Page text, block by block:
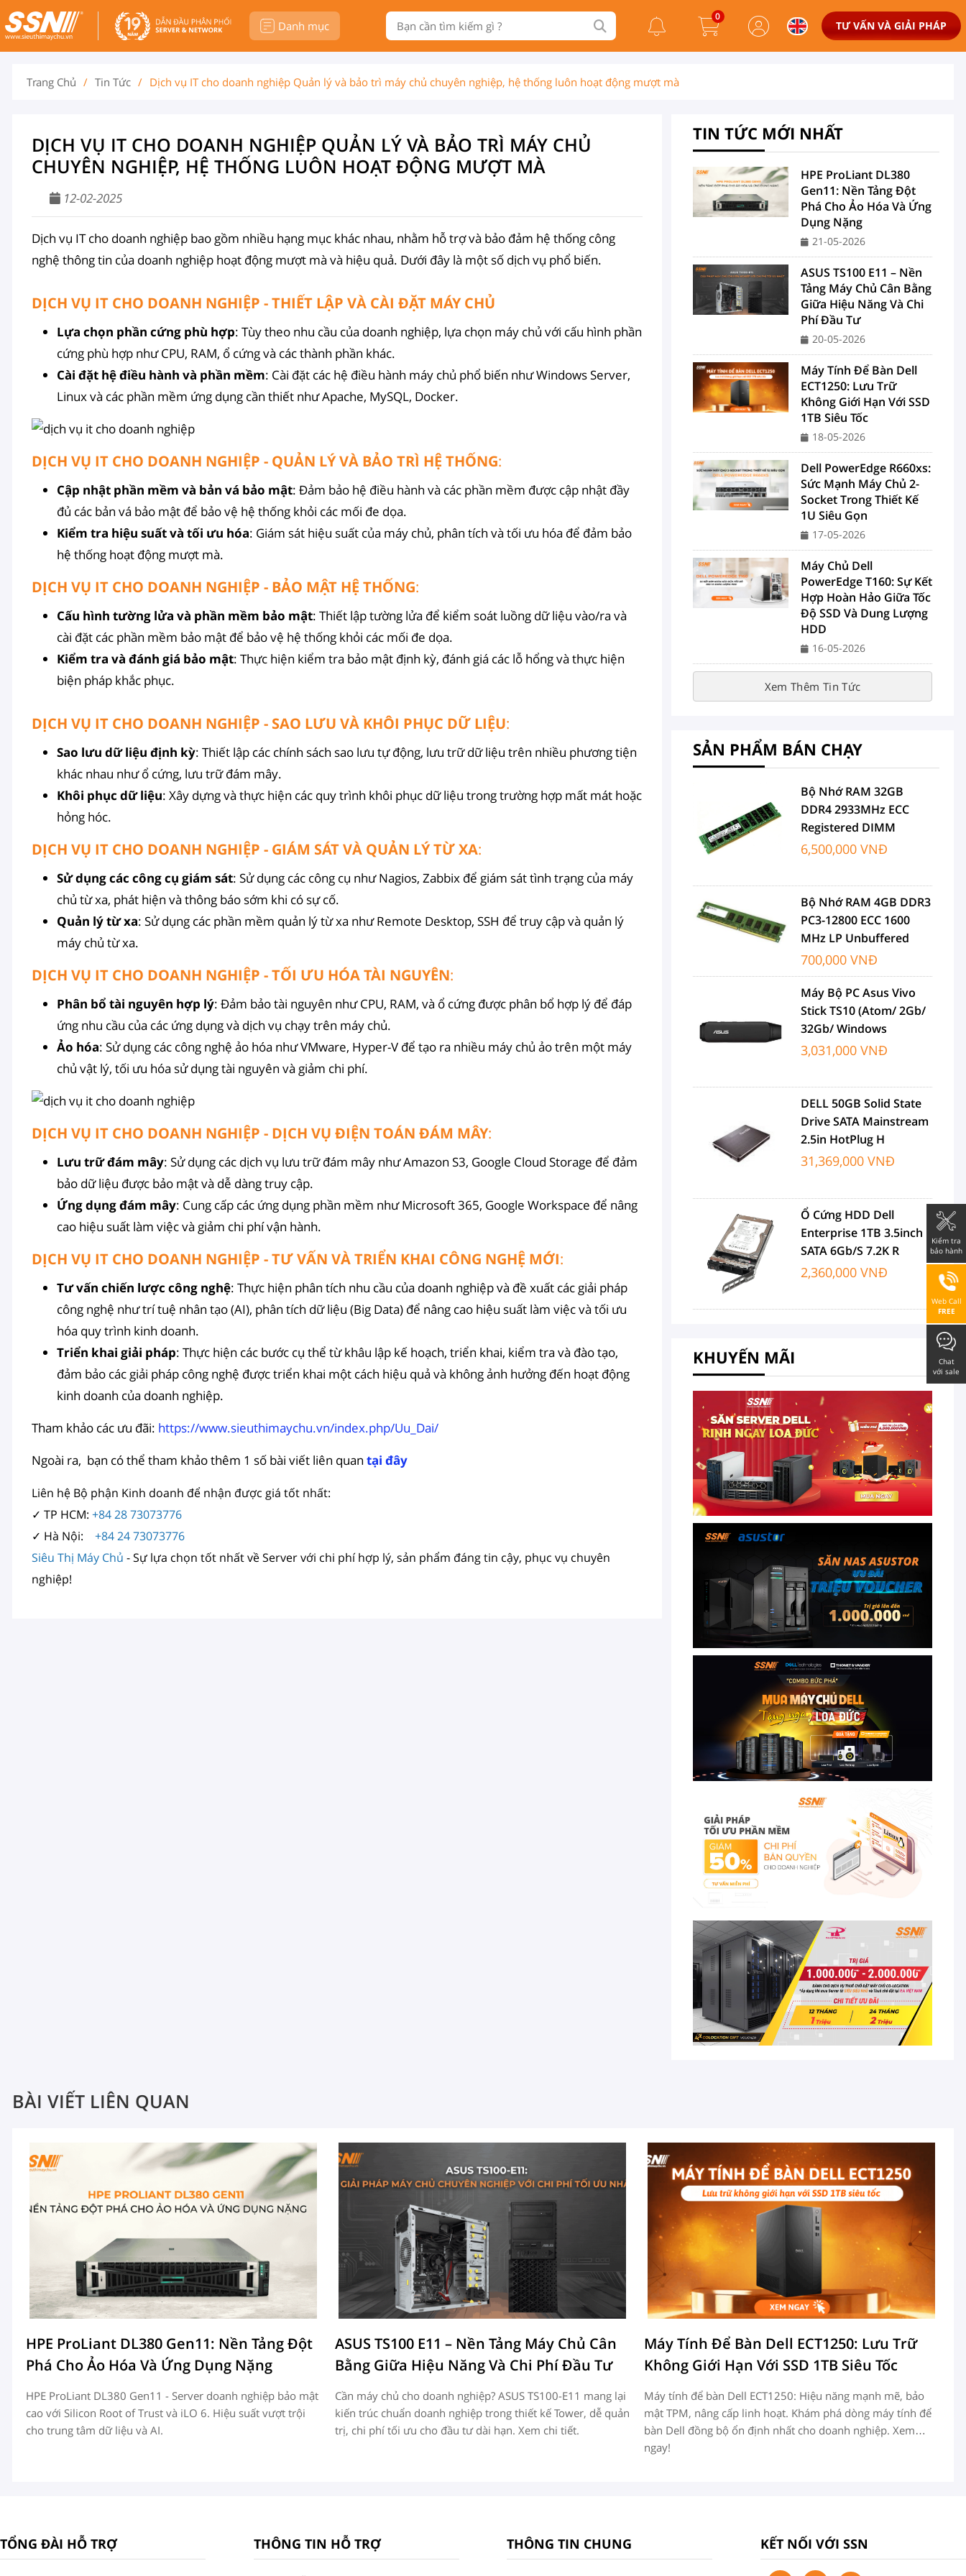
Danh mục
0
TƯ VẤN VÀ GIẢI PHÁP
Trang Chủ / Tin Tức / Dịch vụ IT cho doanh nghiệp Quản lý và bảo trì máy chủ chuyên nghiệp, hệ thống luôn hoạt động mượt mà
DỊCH VỤ IT CHO DOANH NGHIỆP QUẢN LÝ VÀ BẢO TRÌ MÁY CHỦ
CHUYÊN NGHIỆP, HỆ THỐNG LUÔN HOẠT ĐỘNG MƯỢT MÀ
12-02-2025
Dịch vụ IT cho doanh nghiệp bao gồm nhiều hạng mục khác nhau, nhằm hỗ trợ và bảo đảm hệ thống công
nghệ thông tin của doanh nghiệp hoạt động mượt mà và hiệu quả. Dưới đây là một số dịch vụ phổ biến.
DỊCH VỤ IT CHO DOANH NGHIỆP - THIẾT LẬP VÀ CÀI ĐẶT MÁY CHỦ
Lựa chọn phần cứng phù hợp: Tùy theo nhu cầu của doanh nghiệp, lựa chọn máy chủ với cấu hình phần
cứng phù hợp như CPU, RAM, ổ cứng và các thành phần khác.
Cài đặt hệ điều hành và phần mềm: Cài đặt các hệ điều hành máy chủ phổ biến như Windows Server,
Linux và các phần mềm ứng dụng cần thiết như Apache, MySQL, Docker.
DỊCH VỤ IT CHO DOANH NGHIỆP - QUẢN LÝ VÀ BẢO TRÌ HỆ THỐNG:
Cập nhật phần mềm và bản vá bảo mật: Đảm bảo hệ điều hành và các phần mềm được cập nhật đầy
đủ các bản vá bảo mật để bảo vệ hệ thống khỏi các mối đe dọa.
Kiểm tra hiệu suất và tối ưu hóa: Giám sát hiệu suất của máy chủ, phân tích và tối ưu hóa để đảm bảo
hệ thống hoạt động mượt mà.
DỊCH VỤ IT CHO DOANH NGHIỆP - BẢO MẬT HỆ THỐNG:
Cấu hình tường lửa và phần mềm bảo mật: Thiết lập tường lửa để kiểm soát luồng dữ liệu vào/ra và
cài đặt các phần mềm bảo mật để bảo vệ hệ thống khỏi các mối đe dọa.
Kiểm tra và đánh giá bảo mật: Thực hiện kiểm tra bảo mật định kỳ, đánh giá các lỗ hổng và thực hiện
biện pháp khắc phục.
DỊCH VỤ IT CHO DOANH NGHIỆP - SAO LƯU VÀ KHÔI PHỤC DỮ LIỆU:
Sao lưu dữ liệu định kỳ: Thiết lập các chính sách sao lưu tự động, lưu trữ dữ liệu trên nhiều phương tiện
khác nhau như ổ cứng, lưu trữ đám mây.
Khôi phục dữ liệu: Xây dựng và thực hiện các quy trình khôi phục dữ liệu trong trường hợp mất mát hoặc
hỏng hóc.
DỊCH VỤ IT CHO DOANH NGHIỆP - GIÁM SÁT VÀ QUẢN LÝ TỪ XA:
Sử dụng các công cụ giám sát: Sử dụng các công cụ như Nagios, Zabbix để giám sát tình trạng của máy
chủ từ xa, phát hiện và thông báo sớm khi có sự cố.
Quản lý từ xa: Sử dụng các phần mềm quản lý từ xa như Remote Desktop, SSH để truy cập và quản lý
máy chủ từ xa.
DỊCH VỤ IT CHO DOANH NGHIỆP - TỐI ƯU HÓA TÀI NGUYÊN:
Phân bổ tài nguyên hợp lý: Đảm bảo tài nguyên như CPU, RAM, và ổ cứng được phân bổ hợp lý để đáp
ứng nhu cầu của các ứng dụng và dịch vụ chạy trên máy chủ.
Ảo hóa: Sử dụng các công nghệ ảo hóa như VMware, Hyper-V để tạo ra nhiều máy chủ ảo trên một máy
chủ vật lý, tối ưu hóa sử dụng tài nguyên và giảm chi phí.
DỊCH VỤ IT CHO DOANH NGHIỆP - DỊCH VỤ ĐIỆN TOÁN ĐÁM MÂY:
Lưu trữ đám mây: Sử dụng các dịch vụ lưu trữ đám mây như Amazon S3, Google Cloud Storage để đảm
bảo dữ liệu được bảo mật và dễ dàng truy cập.
Ứng dụng đám mây: Cung cấp các ứng dụng phần mềm như Microsoft 365, Google Workspace để nâng
cao hiệu suất làm việc và giảm chi phí vận hành.
DỊCH VỤ IT CHO DOANH NGHIỆP - TƯ VẤN VÀ TRIỂN KHAI CÔNG NGHỆ MỚI:
Tư vấn chiến lược công nghệ: Thực hiện phân tích nhu cầu của doanh nghiệp và đề xuất các giải pháp
công nghệ như trí tuệ nhân tạo (AI), phân tích dữ liệu (Big Data) để nâng cao hiệu suất làm việc và tối ưu
hóa quy trình kinh doanh.
Triển khai giải pháp: Thực hiện các bước cụ thể từ khâu lập kế hoạch, triển khai, kiểm tra và đào tạo,
đảm bảo các giải pháp công nghệ được triển khai một cách hiệu quả và không ảnh hưởng đến hoạt động
kinh doanh của doanh nghiệp.
Tham khảo các ưu đãi: https://www.sieuthimaychu.vn/index.php/Uu_Dai/
Ngoài ra, bạn có thể tham khảo thêm 1 số bài viết liên quan tại đây
Liên hệ Bộ phận Kinh doanh để nhận được giá tốt nhất:
✓ TP HCM: +84 28 73073776
✓ Hà Nội: +84 24 73073776
Siêu Thị Máy Chủ - Sự lựa chọn tốt nhất về Server với chi phí hợp lý, sản phẩm đáng tin cậy, phục vụ chuyên
nghiệp!
TIN TỨC MỚI NHẤT
HPE ProLiant DL380
Gen11: Nền Tảng Đột
Phá Cho Ảo Hóa Và Ứng
Dụng Nặng
21-05-2026
ASUS TS100 E11 – Nền
Tảng Máy Chủ Cân Bằng
Giữa Hiệu Năng Và Chi
Phí Đầu Tư
20-05-2026
Máy Tính Để Bàn Dell
ECT1250: Lưu Trữ
Không Giới Hạn Với SSD
1TB Siêu Tốc
18-05-2026
Dell PowerEdge R660xs:
Sức Mạnh Máy Chủ 2-
Socket Trong Thiết Kế
1U Siêu Gọn
17-05-2026
Máy Chủ Dell
PowerEdge T160: Sự Kết
Hợp Hoàn Hảo Giữa Tốc
Độ SSD Và Dung Lượng
HDD
16-05-2026
Xem Thêm Tin Tức
SẢN PHẨM BÁN CHẠY
Bộ Nhớ RAM 32GB
DDR4 2933MHz ECC
Registered DIMM
6,500,000 VNĐ
Bộ Nhớ RAM 4GB DDR3
PC3-12800 ECC 1600
MHz LP Unbuffered
700,000 VNĐ
Máy Bộ PC Asus Vivo
Stick TS10 (Atom/ 2Gb/
32Gb/ Windows
3,031,000 VNĐ
DELL 50GB Solid State
Drive SATA Mainstream
2.5in HotPlug H
31,369,000 VNĐ
Ổ Cứng HDD Dell
Enterprise 1TB 3.5inch
SATA 6Gb/s 7.2K R
2,360,000 VNĐ
KHUYẾN MÃI
BÀI VIẾT LIÊN QUAN
HPE ProLiant DL380 Gen11: Nền Tảng Đột
Phá Cho Ảo Hóa Và Ứng Dụng Nặng
HPE ProLiant DL380 Gen11 - Server doanh nghiệp bảo mật
cao với Silicon Root of Trust và iLO 6. Hiệu suất vượt trội
cho trung tâm dữ liệu và AI.
ASUS TS100 E11 – Nền Tảng Máy Chủ Cân
Bằng Giữa Hiệu Năng Và Chi Phí Đầu Tư
Cần máy chủ cho doanh nghiệp? ASUS TS100-E11 mang lại
kiến trúc chuẩn doanh nghiệp trong thiết kế Tower, dễ quản
trị, chi phí tối ưu cho đầu tư dài hạn. Xem chi tiết.
Máy Tính Để Bàn Dell ECT1250: Lưu Trữ
Không Giới Hạn Với SSD 1TB Siêu Tốc
Máy tính để bàn Dell ECT1250: Hiệu năng mạnh mẽ, bảo
mật TPM, nâng cấp linh hoạt. Khám phá dòng máy tính để
bàn Dell đồng bộ ổn định nhất cho doanh nghiệp. Xem
ngay!
TỔNG ĐÀI HỖ TRỢ THÔNG TIN HỖ TRỢ THÔNG TIN CHUNG KẾT NỐI VỚI SSN
Kiểm tra
bảo hành
Web Call
FREE
Chat
với sale